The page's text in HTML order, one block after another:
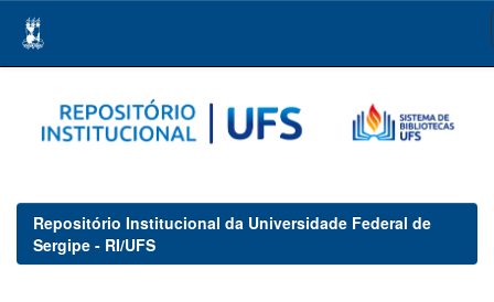
navigation
Repositório Institucional da Universidade Federal de
Sergipe - RI/UFS